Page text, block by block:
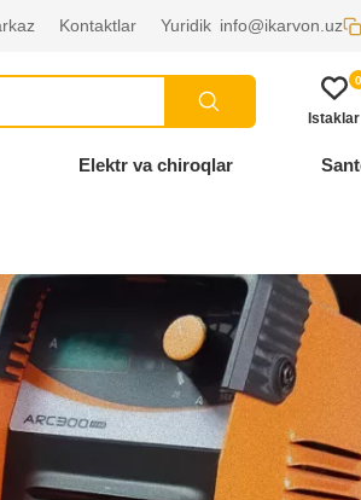
Kontaktlar Yuridik info@ikarvon.uz
0
Istaklar
Elektr va chiroqlar